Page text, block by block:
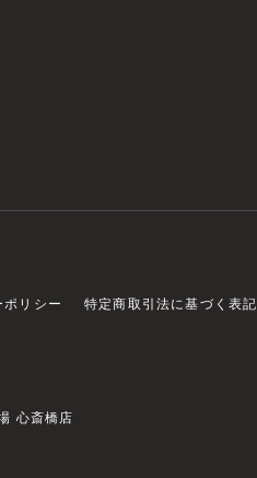
ポリシー 特定商取引法に基づく表記
心斎橋店